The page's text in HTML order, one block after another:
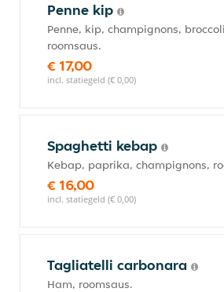
Penne kip
Penne, kip, champignons,
roomsaus.
€ 17,00
incl. statiegeld (€ 0,00)
Spaghetti kebap
Kebap, paprika, champignons,
€ 16,00
incl. statiegeld (€ 0,00)
Tagliatelli carbonara
Ham, roomsaus.